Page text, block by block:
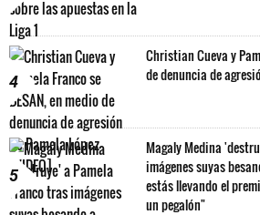
4
Christian Cueva y
de denuncia de
5
Magaly Medina
imágenes suyas
estás llevando el
un pegalón"